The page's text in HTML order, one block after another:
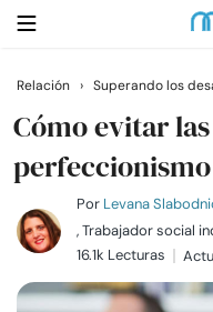
Buscar
Casarse
Relaciones
Relación › Superando los
Cómo evitar
Por Levana
, Trabajador social
16.1k Lecturas